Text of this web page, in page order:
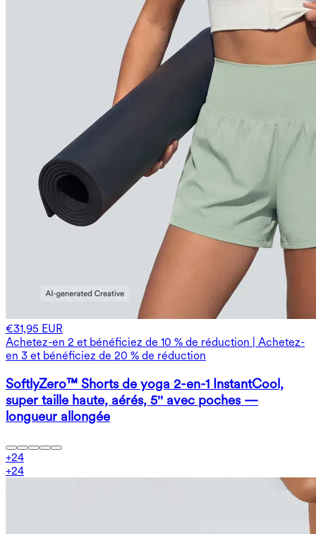
€31,95 EUR
Achetez-en 2 et bénéficiez de 10 % de réduction | Achetez-
en 3 et bénéficiez de 20 % de réduction
SoftlyZero™ Shorts de yoga 2-en-1 InstantCool,
super taille haute, aérés, 5'' avec poches —
longueur allongée
+24
+24